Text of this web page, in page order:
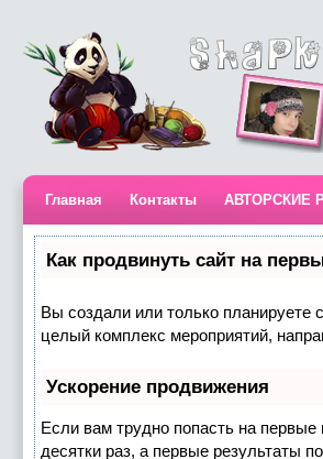
Главная Контакты АВТОРСКИЕ
Как продвинуть сайт на
Вы создали или только планируете
целый комплекс мероприятий,
Ускорение продвижения
Если вам трудно попасть на
десятки раз, а первые результаты